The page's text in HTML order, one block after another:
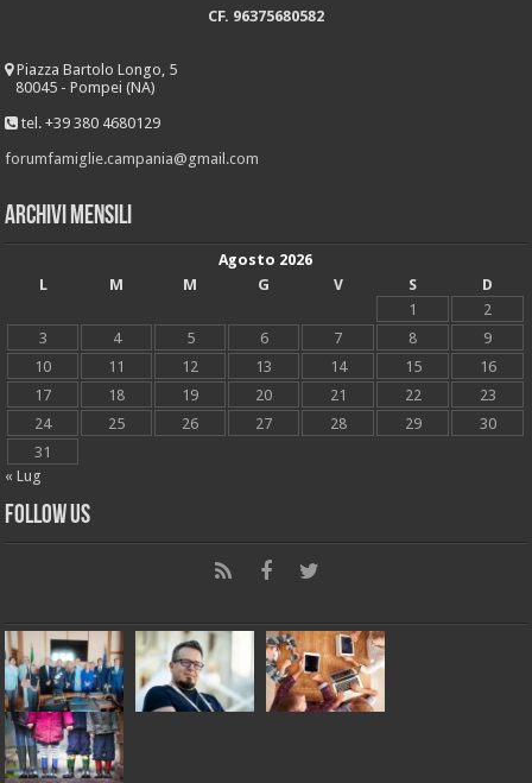
CF. 96375680582
Piazza Bartolo Longo, 5
80045 - Pompei (NA)
tel. +39 380 4680129
forumfamiglie.campania@gmail.com
Archivi mensili
Agosto 2026
L
M M G V S
D
1
2
3
4 5 6 7 8
9
10
11 12 13 14 15
16
17
18 19 20 21 22
23
24
25 26 27 28 29
30
31
« Lug
Follow Us